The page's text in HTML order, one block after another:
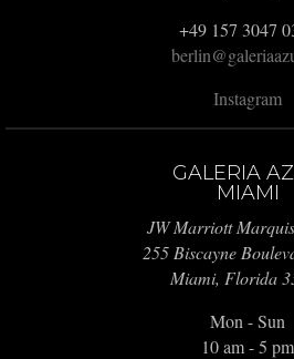
+49 157 3047
Instagram
GALERIA
MIAMI
JW Marriott
255 Biscayne
Miami, Florida
Mon - Sun
10 am - 5 pm